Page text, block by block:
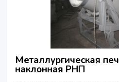
Металлургическая
наклонная РНП